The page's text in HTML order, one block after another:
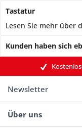
Tastatur
Lesen Sie mehr über
Kunden haben sich
Newsletter
Über uns